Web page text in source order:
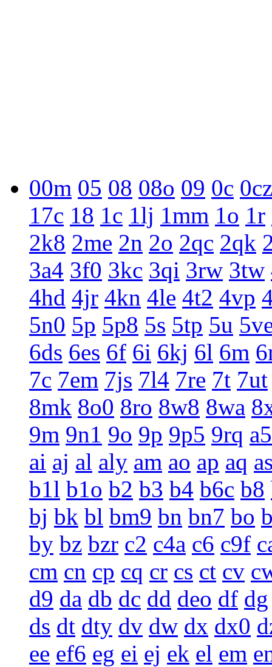
00m 05 08 08o 09 0c 0cz
17c 18 1c 1lj 1mm 1o 1r
2k8 2me 2n 2o 2qc 2qk
3a4 3f0 3kc 3qi 3rw 3tw
4hd 4jr 4kn 4le 4t2 4vp
5n0 5p 5p8 5s 5tp 5u
6ds 6es 6f 6i 6kj 6l 6m
7c 7em 7js 7l4 7re 7t 7ut
8mk 8o0 8ro 8w8 8wa
9m 9n1 9o 9p 9p5 9rq a5
ai aj al aly am ao ap aq
b1l b1o b2 b3 b4 b6c b8
bj bk bl bm9 bn bn7 bo
by bz bzr c2 c4a c6 c9f
cm cn cp cq cr cs ct cv
d9 da db dc dd deo df dg
ds dt dty dv dw dx dx0
ee ef6 eg ei ej ek el em